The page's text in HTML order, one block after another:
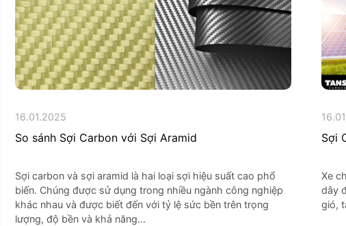
16.01.2025
So sánh Sợi Carbon với Sợi Aramid
Sợi carbon và sợi aramid là hai loại sợi hiệu suất cao phổ
biến. Chúng được sử dụng trong nhiều ngành công nghiệp
khác nhau và được biết đến với tỷ lệ sức bền trên trọng
lượng, độ bền và khả năng...
Sợi
Xe
dây
gió,